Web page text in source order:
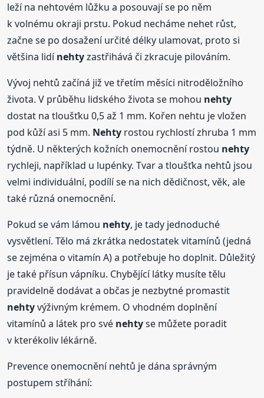
leží na nehtovém lůžku a posouvají se po něm
k volnému okraji prstu. Pokud necháme nehet růst,
začne se po dosažení určité délky ulamovat, proto si
většina lidínehtyzastřihává či zkracuje pilováním.
Vývoj nehtů začíná již ve třetím měsíci nitroděložního
života. V průběhu lidského života se mohou nehty
dostat na tloušťku 0,5 až 1 mm. Kořen nehtu je vložen
pod kůží asi 5 mm. Nehty rostou rychlostí zhruba 1 mm
týdně. U některých kožních onemocnění rostou nehty
rychleji, například u lupénky. Tvar a tloušťka nehtů jsou
velmi individuální, podílí se na nich dědičnost, věk, ale
také různá onemocnění.
Pokud se vám lámou nehty, je tady jednoduché
vysvětlení. Tělo má zkrátka nedostatek vitamínů (jedná
se zejména o vitamín A) a potřebuje ho doplnit. Důležitý
je také přísun vápníku. Chybějící látky musíte tělu
pravidelně dodávat a občas je nezbytné promastit
nehtyvýživným krémem. O vhodném doplnění
vitamínů a látek pro své nehtyse můžete poradit
v kterékoliv lékárně.
Prevence onemocnění nehtů je dána správným
postupem stříhání: